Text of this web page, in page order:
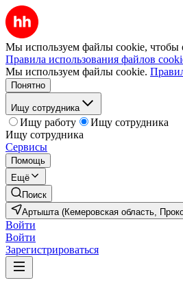
Мы используем файлы cookie, чтобы
Правила использования файлов
Мы используем файлы cookie.
Понятно
Ищу сотрудника
Ищу работу
Ищу сотрудника
Ищу сотрудника
Сервисы
Помощь
Ещё
Поиск
Артышта (Кемеровская область,
Войти
Войти
Зарегистрироваться